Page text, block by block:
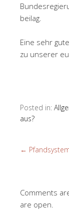
beilag.
Eine sehr
zu unserer
Posted in:
aus?
←
Comments
are open.